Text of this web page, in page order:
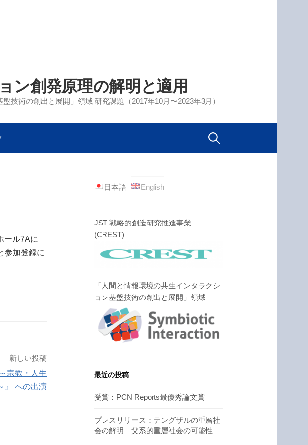
ン創発原理の解明と適用
技術の創出と展開」領域 研究課題（2017年10月〜2023年3月）
検
ール7Aに
参加登録に
新しい投稿
宗教・人生
』 への出演
日本語 English
JST 戦略的創造研究推進事業
(CREST)
「人間と情報環境の共生インタラクシ
ョン基盤技術の創出と展開」領域
最近の投稿
受賞：PCN Reports最優秀論文賞
プレスリリース：テングザルの重層社
会の解明―父系的重層社会の可能性―